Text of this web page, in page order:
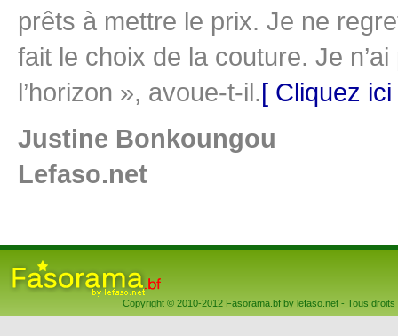
prêts à mettre le prix. Je ne
fait le choix de la couture. Je
l’horizon », avoue-t-il.[ Cliquez ici
Justine Bonkoungou
Lefaso.net
Copyright © 2010-2012 Fasorama.bf by lefaso.net - Tous